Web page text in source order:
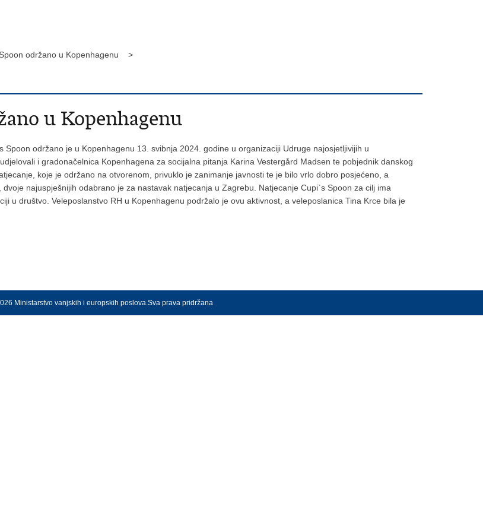
održano u Kopenhagenu >
u Kopenhagenu
održano je u Kopenhagenu 13. svibnja 2024. godine u organizaciji Udruge najosjetljivijih u
i gradonačelnica Kopenhagena za socijalna pitanja Karina Vestergård Madsen te pobjednik danskog
koje je održano na otvorenom, privuklo je zanimanje javnosti te je bilo vrlo dobro posjećeno, a
najuspješnijih odabrano je za nastavak natjecanja u Zagrebu. Natjecanje Cupi`s Spoon za cilj ima
u društvo. Veleposlanstvo RH u Kopenhagenu podržalo je ovu aktivnost, a veleposlanica Tina Krce bila je
Ministarstvo vanjskih i europskih poslova.Sva prava pridržana